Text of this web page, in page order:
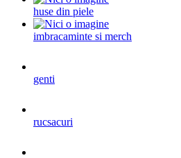
huse din piele
imbracaminte si merch
genti
rucsacuri